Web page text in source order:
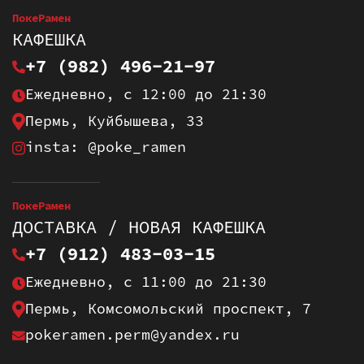
ПокеРамен
КАФЕШКА
+7 (982) 496-21-97
Ежедневно, с 12:00 до 21:30
Пермь, Куйбышева, 33
insta: @poke_ramen
ПокеРамен
ДОСТАВКА / НОВАЯ КАФЕШКА
+7 (912) 483-03-15
Ежедневно, с 11:00 до 21:30
Пермь, Комсомольский проспект, 7
pokeramen.perm@yandex.ru